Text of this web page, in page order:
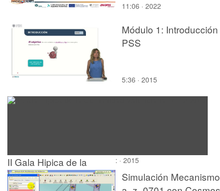
11:06 · 2022
Módulo 1: Introducción
PSS
5:36 · 2015
II Gala Hipica de la
Comunidad Valenciana
14-12-2012
: · 2015
Simulación Mecanismo